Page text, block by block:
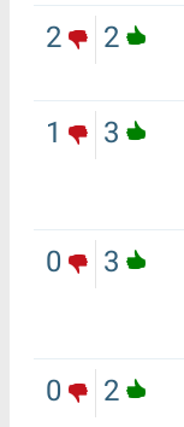
2
2
3
1
3
0
2
0